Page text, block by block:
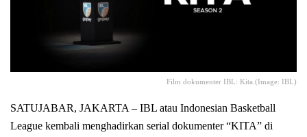
Film dokumenter IBL: Kita.(Image: IBL)
SATUJABAR, JAKARTA – IBL atau Indonesian Basketball
League kembali menghadirkan serial dokumenter “KITA” di